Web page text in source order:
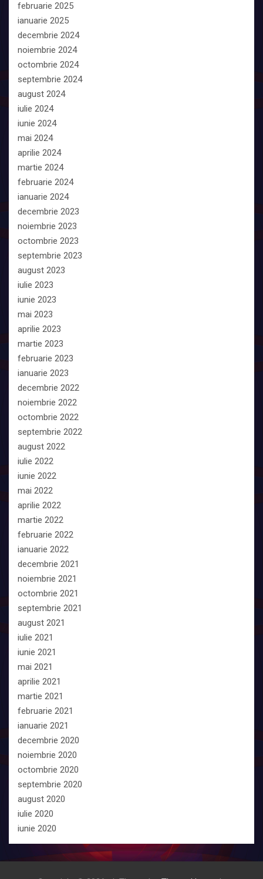
februarie 2025
ianuarie 2025
decembrie 2024
noiembrie 2024
octombrie 2024
septembrie 2024
august 2024
iulie 2024
iunie 2024
mai 2024
aprilie 2024
martie 2024
februarie 2024
ianuarie 2024
decembrie 2023
noiembrie 2023
octombrie 2023
septembrie 2023
august 2023
iulie 2023
iunie 2023
mai 2023
aprilie 2023
martie 2023
februarie 2023
ianuarie 2023
decembrie 2022
noiembrie 2022
octombrie 2022
septembrie 2022
august 2022
iulie 2022
iunie 2022
mai 2022
aprilie 2022
martie 2022
februarie 2022
ianuarie 2022
decembrie 2021
noiembrie 2021
octombrie 2021
septembrie 2021
august 2021
iulie 2021
iunie 2021
mai 2021
aprilie 2021
martie 2021
februarie 2021
ianuarie 2021
decembrie 2020
noiembrie 2020
octombrie 2020
septembrie 2020
august 2020
iulie 2020
iunie 2020